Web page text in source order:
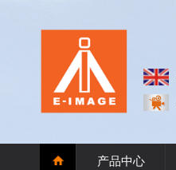
产品中心